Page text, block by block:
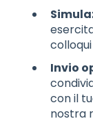
Invio
con il
nostra